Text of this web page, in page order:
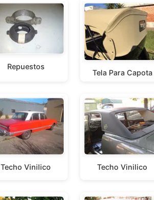
Repuestos
Tela Para Capota
Techo Vinilico
Techo Vinilico